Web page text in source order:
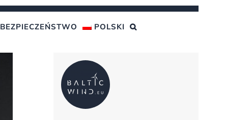
BEZPIECZEŃSTWO POLSKI